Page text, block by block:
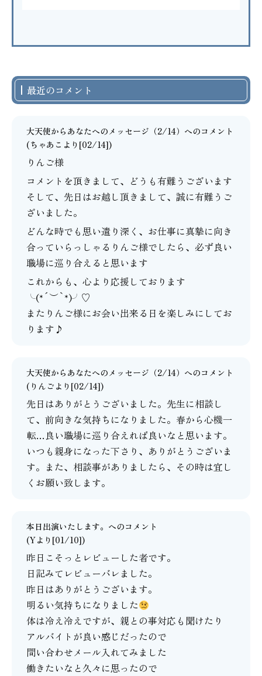
最近のコメント
大天使からあなたへのメッセージ（2/14） へのコメント
(ちゃあこ より[02/14])
りんご様
コメントを頂きまして、どうも有難うございます
そして、先日はお越し頂きまして、誠に有難うご
ざいました。
どんな時でも思い遣り深く、お仕事に真摯に向き
合っていらっしゃるりんご様でしたら、必ず良い
職場に巡り合えると思います
これからも、心より応援しております
╰(*´︶`*)╯♡
またりんご様にお会い出来る日を楽しみにしてお
ります♪
大天使からあなたへのメッセージ（2/14） へのコメント
(りんごより[02/14])
先日はありがとうございました。先生に相談し
て、前向きな気持ちになりました。春から心機一
転…良い職場に巡り合えれば良いなと思います。
いつも親身になった下さり、ありがとうございま
す。また、相談事がありましたら、その時は宜し
くお願い致します。
本日出演いたします。 へのコメント
(Yより[01/10])
昨日こそっとレビューした者です。
日記みてレビューバレました。
昨日はありがとうございます。
明るい気持ちになりました
体は冷え冷えですが、親との事対応も聞けたり
アルバイトが良い感じだったので
問い合わせメール入れてみました
働きたいなと久々に思ったので